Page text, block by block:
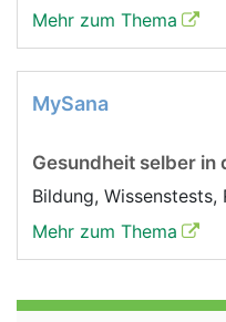
Mehr zum Thema
MySana
Gesundheit selber in
Bildung, Wissenstests,
Mehr zum Thema